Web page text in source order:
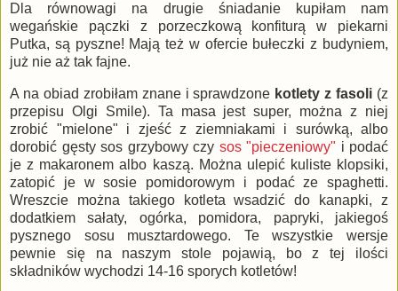
Dla równowagi na drugie śniadanie kupiłam nam
wegańskie pączki z porzeczkową konfiturą w piekarni
Putka, są pyszne! Mają też w ofercie bułeczki z budyniem,
już nie aż tak fajne.
A na obiad zrobiłam znane i sprawdzone kotlety z fasoli (z
przepisu Olgi Smile). Ta masa jest super, można z niej
zrobić "mielone" i zjeść z ziemniakami i surówką, albo
dorobić gęsty sos grzybowy czy sos "pieczeniowy" i podać
je z makaronem albo kaszą. Można ulepić kuliste klopsiki,
zatopić je w sosie pomidorowym i podać ze spaghetti.
Wreszcie można takiego kotleta wsadzić do kanapki, z
dodatkiem sałaty, ogórka, pomidora, papryki, jakiegoś
pysznego sosu musztardowego. Te wszystkie wersje
pewnie się na naszym stole pojawią, bo z tej ilości
składników wychodzi 14-16 sporych kotletów!